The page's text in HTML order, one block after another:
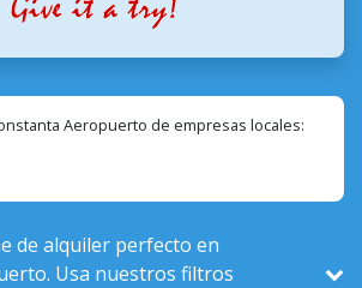
Aeropuerto de empresas locales:
de alquiler perfecto en
Usa nuestros filtros